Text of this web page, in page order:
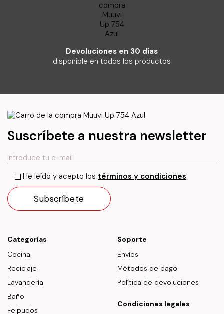
Devoluciones en 30 días
disponible en todos los productos
Suscríbete a nuestra newsletter
He leído y acepto los términos y condiciones
Categorías
Cocina
Reciclaje
Lavandería
Baño
Felpudos
Soporte
Envíos
Métodos de pago
Política de devoluciones
Condiciones legales